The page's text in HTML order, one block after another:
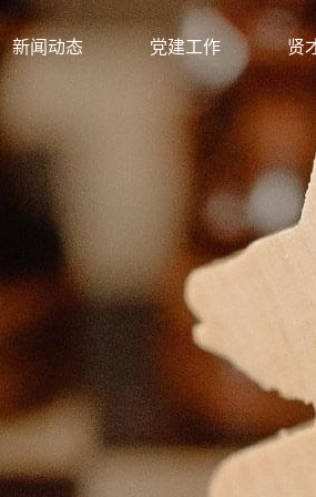
新闻动态 党建工作 贤